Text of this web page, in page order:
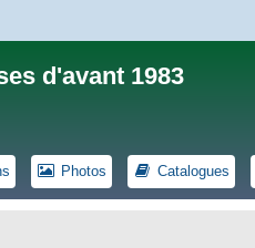
d'avant 1983
Photos Catalogues